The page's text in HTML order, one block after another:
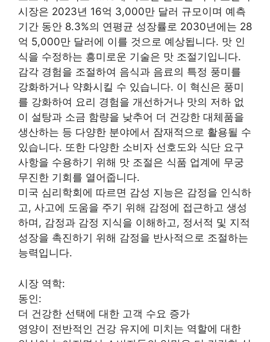
시장은 2023년 16억 3,000만 달러 규모이며 예측
기간 동안 8.3%의 연평균 성장률로 2030년에는 28
억 5,000만 달러에 이를 것으로 예상됩니다. 맛 인
식을 수정하는 흥미로운 기술은 맛 조절기입니다.
감각 경험을 조절하여 음식과 음료의 특정 풍미를
강화하거나 약화시킬 수 있습니다. 이 혁신은 풍미
를 강화하여 요리 경험을 개선하거나 맛의 저하 없
이 설탕과 소금 함량을 낮추어 더 건강한 대체품을
생산하는 등 다양한 분야에서 잠재적으로 활용될 수
있습니다. 또한 다양한 소비자 선호도와 식단 요구
사항을 수용하기 위해 맛 조절은 식품 업계에 무궁
무진한 기회를 열어줍니다.
미국 심리학회에 따르면 감성 지능은 감정을 인식하
고, 사고에 도움을 주기 위해 감정에 접근하고 생성
하며, 감정과 감정 지식을 이해하고, 정서적 및 지적
성장을 촉진하기 위해 감정을 반사적으로 조절하는
능력입니다.
시장 역학:
동인:
더 건강한 선택에 대한 고객 수요 증가
영양이 전반적인 건강 유지에 미치는 역할에 대한